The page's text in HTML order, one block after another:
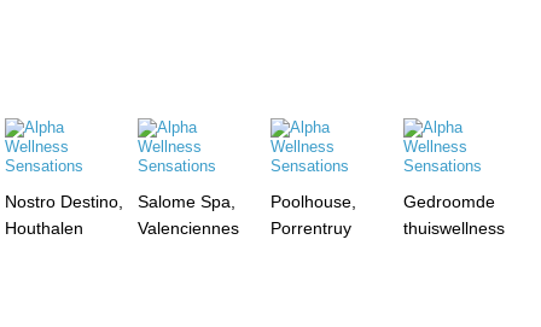
Nostro Destino,
Houthalen
Salome Spa,
Valenciennes
Poolhouse,
Porrentruy
Gedroomde
thuiswellness